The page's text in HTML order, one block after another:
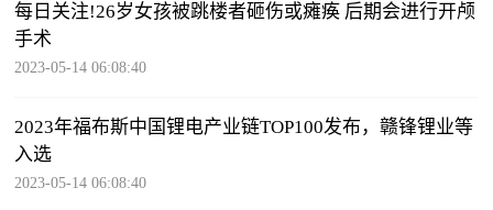
每日关注!26岁女孩被跳楼者砸伤或瘫痪 后期会进行开颅
手术
2023-05-14 06:08:40
2023年福布斯中国锂电产业链TOP100发布，赣锋锂业等
入选
2023-05-14 06:08:40